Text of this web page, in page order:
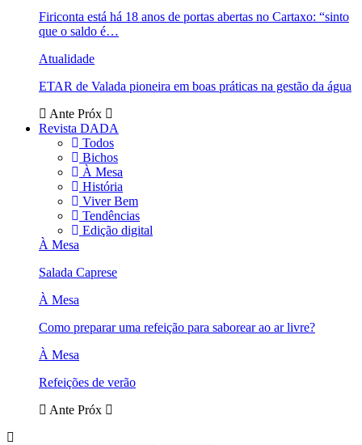
Firiconta está há 18 anos de portas abertas no Cartaxo: “sinto
que o saldo é…
Atualidade
ETAR de Valada pioneira em boas práticas na gestão da água
Ante Próx
Revista DADA
Todos
Bichos
À Mesa
História
Viver Bem
Tendências
Edição digital
À Mesa
Salada Caprese
À Mesa
Como preparar uma refeição para saborear ao ar livre?
À Mesa
Refeições de verão
Ante Próx